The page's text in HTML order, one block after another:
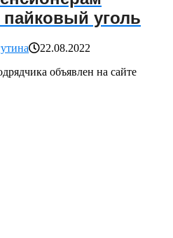
пайковый уголь
22.08.2022
объявлен на сайте